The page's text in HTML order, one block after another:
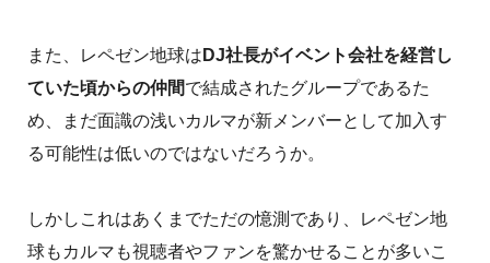
また、レペゼン地球は DJ社長がイベント会社を経営し
ていた頃からの仲間で結成されたグループであるた
め、まだ面識の浅いカルマが新メンバーとして加入す
る可能性は低いのではないだろうか。
しかしこれはあくまでただの憶測であり、レペゼン地
球もカルマも視聴者やファンを驚かせることが多いこ